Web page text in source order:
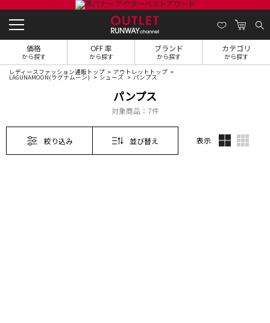
価格
から探す
OFF 率
から探す
ブランド
から探す
カテゴリ
から探す
レディースファッション通販トップ アウトレットトップ
LAGUNAMOON(ラグナムーン) シューズ パンプス
パンプス
対象商品： 7件
絞り込み 並び替え 表示